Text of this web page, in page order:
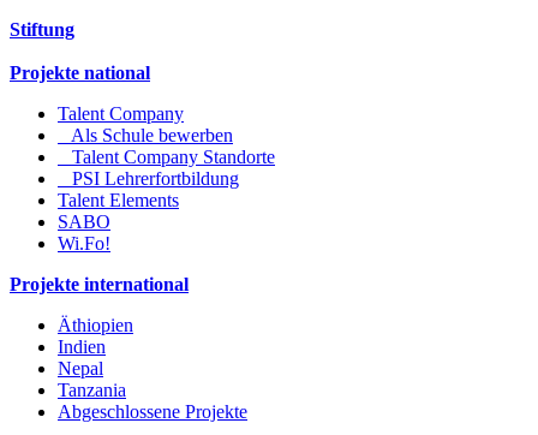
Stiftung
Projekte national
Talent Company
Als Schule bewerben
Talent Company Standorte
PSI Lehrerfortbildung
Talent Elements
SABO
Wi.Fo!
Projekte international
Äthiopien
Indien
Nepal
Tanzania
Abgeschlossene Projekte